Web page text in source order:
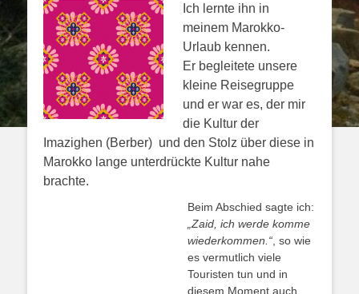
Ich lernte ihn in
meinem Marokko-
Urlaub kennen.
Er begleitete unsere
kleine Reisegruppe
und er war es, der mir
die Kultur der
Imazighen (Berber) und den Stolz über diese in
Marokko lange unterdrückte Kultur nahe
brachte.
Beim Abschied sagte ich:
„Zaid, ich werde komme
wiederkommen.“ , so wie
es vermutlich viele
Touristen tun und in
diesem Moment auch